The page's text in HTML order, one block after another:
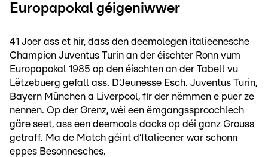
Europapokal géigeniwwer
41 Joer ass et hir, dass den deemolegen italieenesche
Champion Juventus Turin an der éischter Ronn vum
Europapokal 1985 op den éischten an der Tabell vu
Lëtzebuerg gefall ass. D‘Jeunesse Esch. Juventus Turin,
Bayern München a Liverpool, fir der nëmmen e puer ze
nennen. Op der Grenz, wéi een ëmgangssproochlech
gäre seet, ass een deemools dacks op déi ganz Grouss
getraff. Ma de Match géint d‘Italieener war schonn
eppes Besonnesches.